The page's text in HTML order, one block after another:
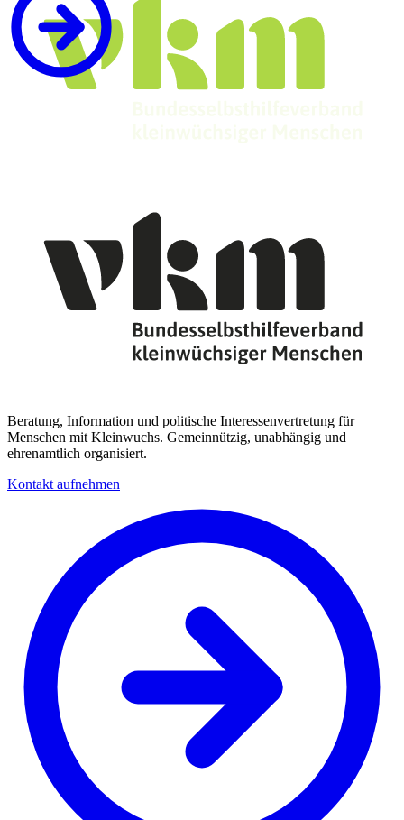
Beratung, Information und politische Interessenvertretung für
Menschen mit Kleinwuchs. Gemeinnützig, unabhängig und
ehrenamtlich organisiert.
Kontakt aufnehmen